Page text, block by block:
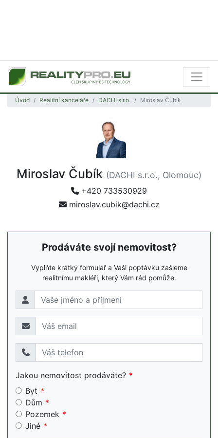
Úvod Realitní kanceláře DACHI s.r.o. Miroslav Čubík
Miroslav Čubík (DACHI s.r.o., Olomouc)
+420 733530929
miroslav.cubik@dachi.cz
Prodáváte svojí nemovitost?
Vyplňte krátký formulář a Vaši poptávku zašleme
realitnímu makléři, který Vám rád pomůže.
Jakou nemovitost prodáváte?
Byt
Dům
Pozemek
Jiné